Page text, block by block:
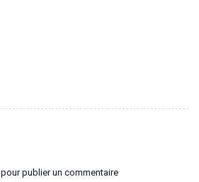
pour publier un commentaire